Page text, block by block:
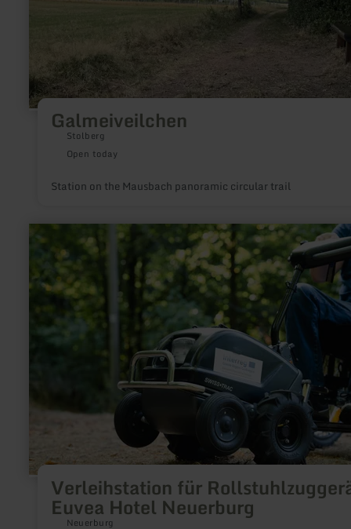
Galmeiveilchen
Stolberg
Open today
Station on the Mausbach panoramic circular trail
Verleihstation für
Euvea Hotel Neuerburg
Neuerburg
more
für
Rollstuhlzuggeräte
Euvea
Neuerburg